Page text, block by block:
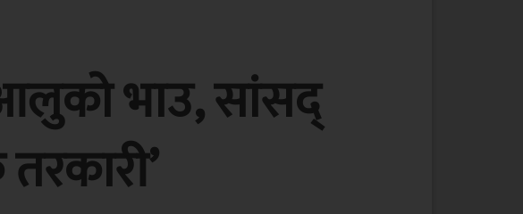
भाउ, सांसद्